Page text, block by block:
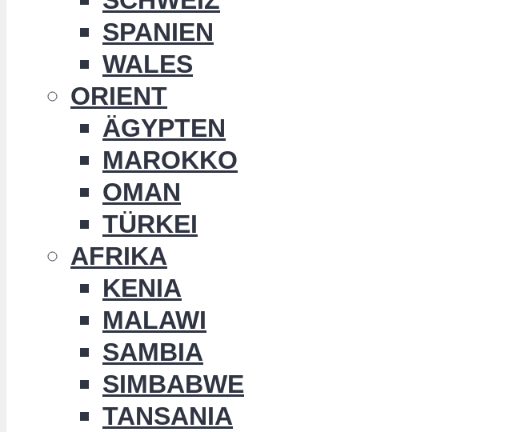
SPANIEN
WALES
ORIENT
ÄGYPTEN
MAROKKO
OMAN
TÜRKEI
AFRIKA
KENIA
MALAWI
SAMBIA
SIMBABWE
TANSANIA